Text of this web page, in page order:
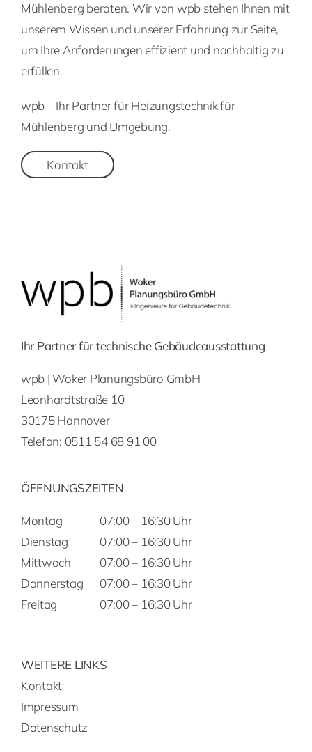
Mühlenberg beraten. Wir von wpb stehen Ihnen mit
unserem Wissen und unserer Erfahrung zur Seite,
um Ihre Anforderungen effizient und nachhaltig zu
erfüllen.
wpb – Ihr Partner für Heizungstechnik für
Mühlenberg und Umgebung.
Kontakt
Ihr Partner für technische Gebäudeausstattung
wpb | Woker Planungsbüro GmbH
Leonhardtstraße 10
30175 Hannover
Telefon: 0511 54 68 91 00
ÖFFNUNGSZEITEN
Montag
Dienstag
Mittwoch
Donnerstag
Freitag
07:00 – 16:30 Uhr
07:00 – 16:30 Uhr
07:00 – 16:30 Uhr
07:00 – 16:30 Uhr
07:00 – 16:30 Uhr
WEITERE LINKS
Kontakt
Impressum
Datenschutz